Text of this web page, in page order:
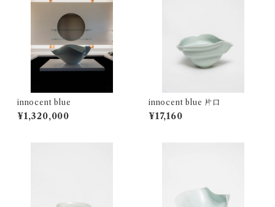
innocent blue
¥1,320,000
innocent blue 片口
¥17,160